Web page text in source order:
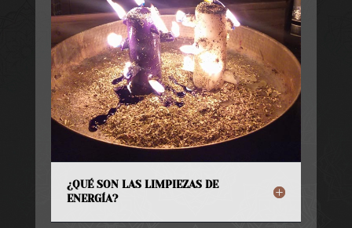
¿QUÉ SON LAS LIMPIEZAS DE
ENERGÍA?